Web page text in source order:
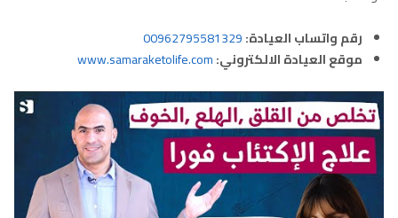
رقم واتساب العيادة:00962795581329
موقع العيادة الالكتروني:www.samaraketolife.com